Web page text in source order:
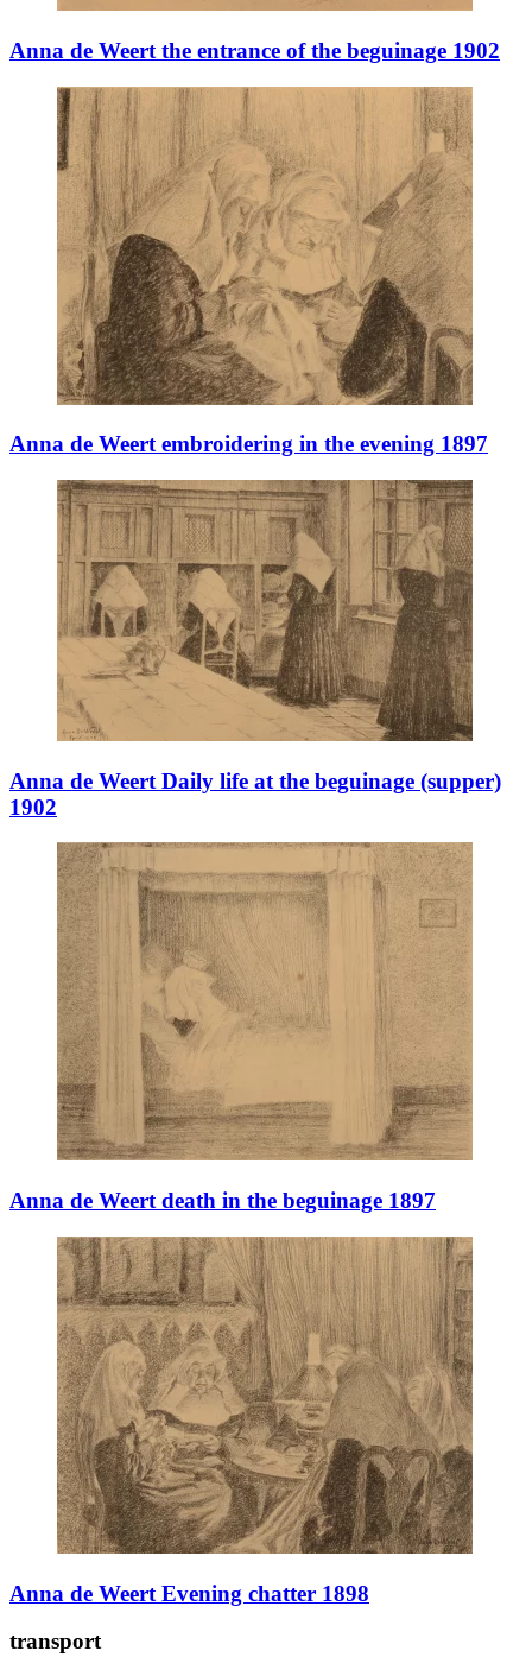
Anna de Weert the entrance of the beguinage 1902
Anna de Weert embroidering in the evening 1897
Anna de Weert Daily life at the beguinage (supper)
1902
Anna de Weert death in the beguinage 1897
Anna de Weert Evening chatter 1898
transport